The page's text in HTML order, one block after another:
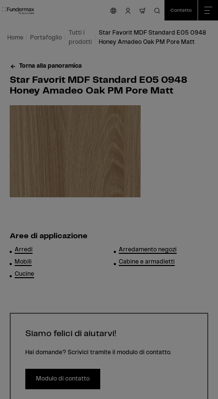
Vai al contenuto principale
Vai all'indice
Vai al menu principale
nav.cart.item.count
Contatto
Home Portafoglio
Tutti i
prodotti
Star Favorit MDF Standard E05 0948
Honey Amadeo Oak PM Pore Matt
Torna alla panoramica
Star Favorit MDF Standard E05 0948
Honey Amadeo Oak PM Pore Matt
Aree di applicazione
Arredi
Mobili
Cucine
Arredamento negozi
Cabine e armadietti
Siamo felici di aiutarvi!
Hai domande? Scrivici tramite il modulo di contatto.
Modulo di contatto